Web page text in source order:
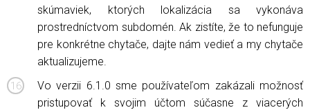
skúmaviek, ktorých lokalizácia sa vykonáva
prostredníctvom subdomén. Ak zistíte, že to nefunguje
pre konkrétne chytače, dajte nám vedieť a my chytače
aktualizujeme.
Vo verzii 6.1.0 sme používateľom zakázali možnosť
pristupovať k svojim účtom súčasne z viacerých